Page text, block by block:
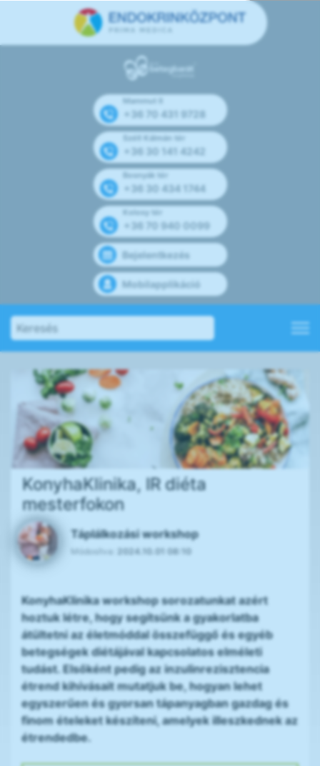
Mammut II
+36 70 431 9728
Széll Kálmán tér
+36 30 141 4242
Bosnyák tér
+36 30 434 1744
Kolosy tér
+36 70 940 0099
Bejelentkezés
Mobilapplikáció
KonyhaKlinika, IR diéta
mesterfokon
Táplálkozási workshop
Módosítva: 2024.10.01 08:10
KonyhaKlinika workshop sorozatunkat azért
hoztuk létre, hogy segítsünk a gyakorlatba
átültetni az életmóddal összefüggő és egyéb
betegségek diétájával kapcsolatos elméleti
tudást. Elsőként pedig az inzulinrezisztencia
étrend kihívásait mutatjuk be, hogyan lehet
egyszerűen és gyorsan tápanyagban gazdag és
finom ételeket készíteni, amelyek illeszkednek az
étrendedbe.